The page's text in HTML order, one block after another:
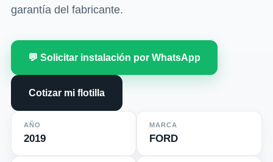
garantía del fabricante.
💬 Solicitar instalación por WhatsApp
Cotizar mi flotilla
AÑO
2019
MARCA
FORD